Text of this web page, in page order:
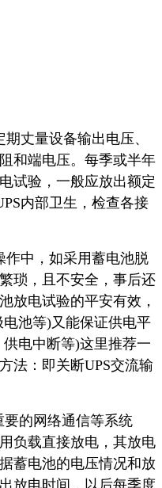
丈量设备输出电压、
和端电压。每季或半年
试验，一般应放出额定
内部卫生，检查各接
作中，如采用蓄电池脱
琐，且不安全，事后还
放电试验的平安有效，
池等)又能保证供电平
电中断等)这里推荐一
法：即关断UPS交流输
要的网络通信等系统
负载直接放电，其放电
蓄电池的电压情况和放
放电时间，以后每季度